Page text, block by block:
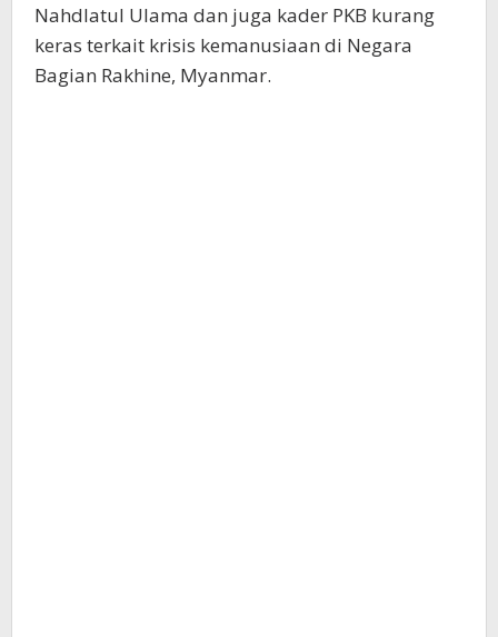
Nahdlatul Ulama dan juga kader PKB kurang
keras terkait krisis kemanusiaan di Negara
Bagian Rakhine, Myanmar.